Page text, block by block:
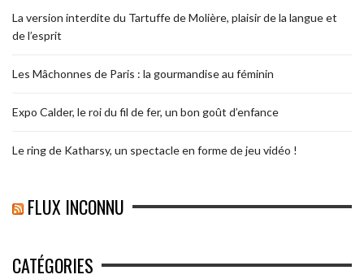
La version interdite du Tartuffe de Molière, plaisir de la langue et
de l’esprit
Les Mâchonnes de Paris : la gourmandise au féminin
Expo Calder, le roi du fil de fer, un bon goût d’enfance
Le ring de Katharsy, un spectacle en forme de jeu vidéo !
FLUX INCONNU
CATÉGORIES